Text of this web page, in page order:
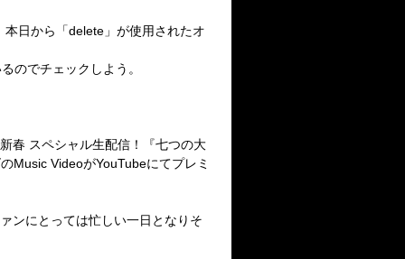
本日から「delete 」が使用されたオ
のでチェックしよう。
春 スペシャル生配信！『七つの大
Music VideoがYouTubeにてプレミ
ンにとっては忙しい一日となりそ